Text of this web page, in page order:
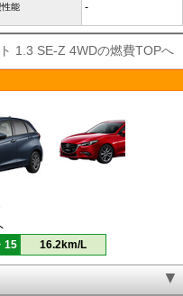
性能 -
1.3 SE-Z 4WDの燃費TOPへ
15 16.2km/L